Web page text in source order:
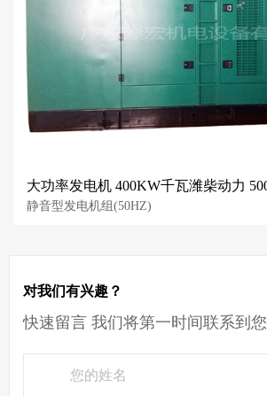
静音型发电机组(50HZ)
对我们有兴趣？
快速留言 我们将第一时间联系到您